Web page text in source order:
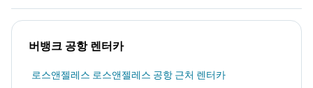
버뱅크 공항 렌터카
로스앤젤레스 로스앤젤레스 공항 근처 렌터카